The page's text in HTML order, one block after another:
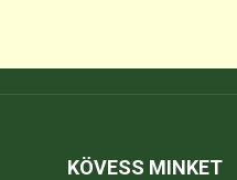
KÖVESS MINKET